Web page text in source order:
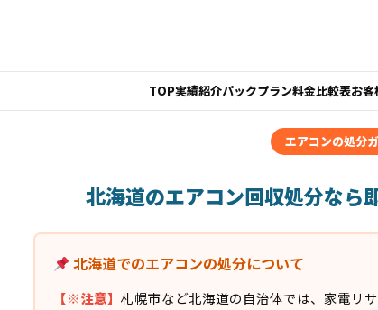
TOP実績紹介パックプラン料金比較表お
エアコンの処分
北海道のエアコン回収処分なら
北海道でのエアコンの処分について
【※注意】 札幌市など北海道の自治体では、家電リ